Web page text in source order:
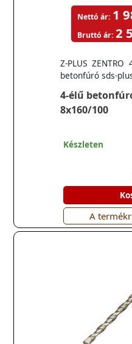
4-élű
8x160/100
Z-PLUS
betonfúró sds-
Nettó ár: 1
Bruttó ár: 2
Készleten
A